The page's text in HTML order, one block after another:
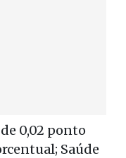
0,02 ponto
Saúde